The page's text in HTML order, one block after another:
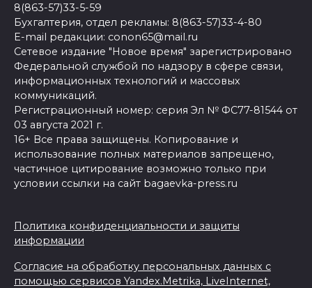
8(863-57)33-5-59
Бухгалтерия, отдел рекламы: 8(863-57)33-4-80
E-mail редакции: conon65@mail.ru
Сетевое издание "Новое время" зарегистрировано
Федеральной службой по надзору в сфере связи,
информационных технологий и массовых
коммуникаций.
Регистрационный номер: серия Эл № ФС77-81544 от
03 августа 2021 г.
16+ Все права защищены. Копирование и
использование полных материалов запрещено,
частичное цитирование возможно только при
условии ссылки на сайт bagaevka-press.ru
Политика конфиденциальности и защиты
информации
Согласие на обработку персональных данных с
помощью сервисов Yandex.Metrika, LiveInternet,